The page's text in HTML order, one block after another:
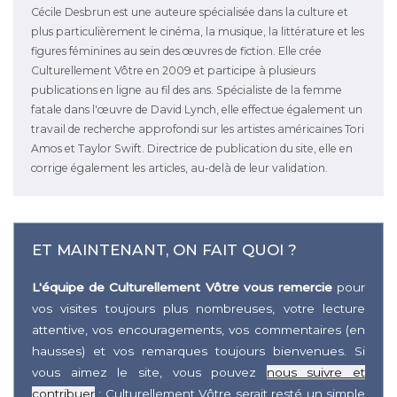
Cécile Desbrun est une auteure spécialisée dans la culture et
plus particulièrement le cinéma, la musique, la littérature et les
figures féminines au sein des œuvres de fiction. Elle crée
Culturellement Vôtre en 2009 et participe à plusieurs
publications en ligne au fil des ans. Spécialiste de la femme
fatale dans l'œuvre de David Lynch, elle effectue également un
travail de recherche approfondi sur les artistes américaines Tori
Amos et Taylor Swift. Directrice de publication du site, elle en
corrige également les articles, au-delà de leur validation.
ET MAINTENANT, ON FAIT QUOI ?
L'équipe de Culturellement Vôtre vous remerciepour
vos visites toujours plus nombreuses, votre lecture
attentive, vos encouragements, vos commentaires (en
hausses) et vos remarques toujours bienvenues. Si
vous aimez le site, vous pouvez nous suivre et
contribuer : Culturellement Vôtre serait resté un simple